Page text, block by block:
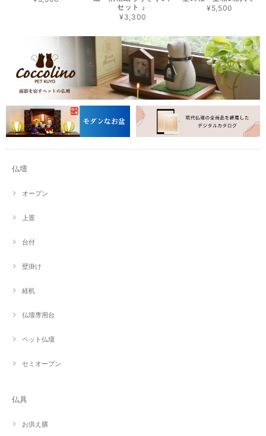
セット 』
¥3,300
¥5,500
仏壇
オープン
上置
台付
壁掛け
経机
仏壇専用台
ペット仏壇
セミオープン
仏具
お供え膳